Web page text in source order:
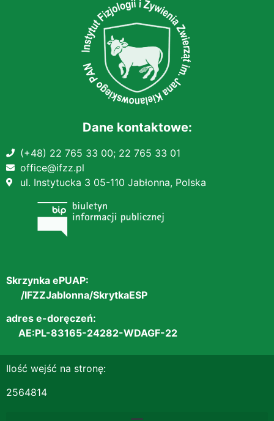
Dane kontaktowe:
(+48) 22 765 33 00; 22 765 33 01
office@ifzz.pl
ul. Instytucka 3 05-110 Jabłonna, Polska
Skrzynka ePUAP:
/IFZZJablonna/SkrytkaESP
adres e-doręczeń:
AE:PL-83165-24282-WDAGF-22
Ilość wejść na stronę:
2564814